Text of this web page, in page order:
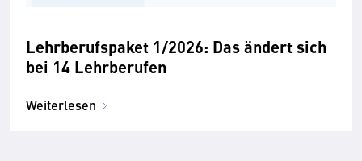
Lehrberufspaket 1/2026: Das ändert sich
bei 14 Lehrberufen
Weiterlesen